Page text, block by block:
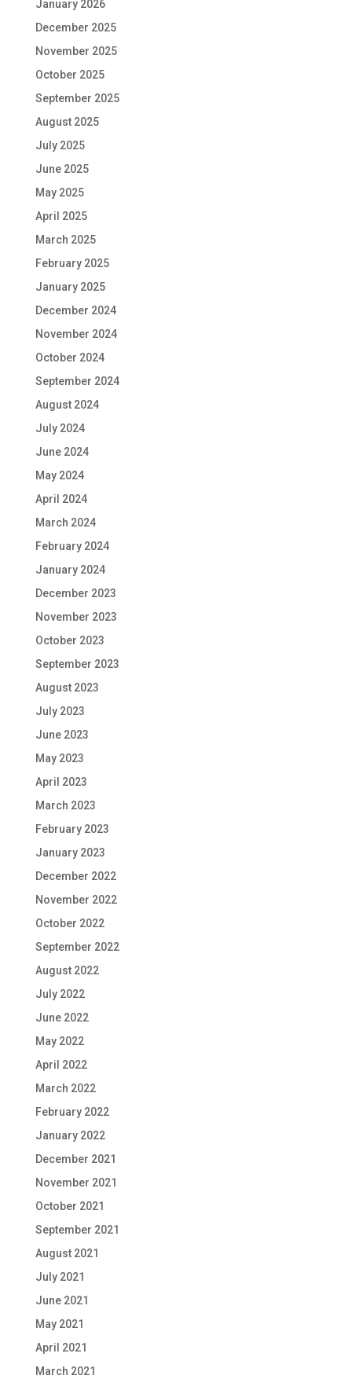
January 2026
December 2025
November 2025
October 2025
September 2025
August 2025
July 2025
June 2025
May 2025
April 2025
March 2025
February 2025
January 2025
December 2024
November 2024
October 2024
September 2024
August 2024
July 2024
June 2024
May 2024
April 2024
March 2024
February 2024
January 2024
December 2023
November 2023
October 2023
September 2023
August 2023
July 2023
June 2023
May 2023
April 2023
March 2023
February 2023
January 2023
December 2022
November 2022
October 2022
September 2022
August 2022
July 2022
June 2022
May 2022
April 2022
March 2022
February 2022
January 2022
December 2021
November 2021
October 2021
September 2021
August 2021
July 2021
June 2021
May 2021
April 2021
March 2021